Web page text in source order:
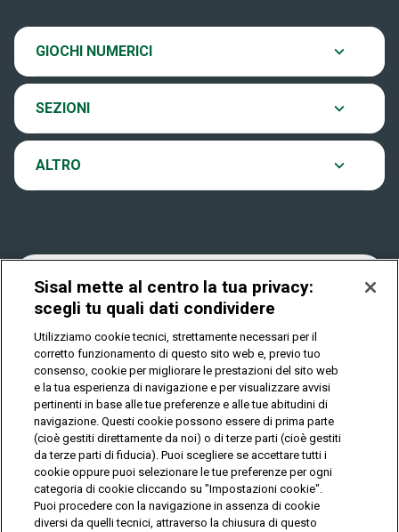
GIOCHI NUMERICI
EuroJackpot
VinciCasa
Play Your Date
SEZIONI
Verifica vincite
Come si gioca
Dove si gioca
Quanto si vince
Come riscuotere
ALTRO
Contatti
Notifiche
Cookies
Privacy
IL GIOCO È VIETATO AI MINORI E PUÒ CAUSARE
DIPENDENZA PATOLOGICA
© Copyright Sisal Italia S.p.A. - P.I. 02433760135
Privacy Cookies
Mappa
del
Sisal mette al centro la tua privacy:
scegli tu quali dati condividere
Utilizziamo cookie tecnici, strettamente necessari per il
corretto funzionamento di questo sito web e, previo tuo
consenso, cookie per migliorare le prestazioni del sito web
e la tua esperienza di navigazione e per visualizzare avvisi
pertinenti in base alle tue preferenze e alle tue abitudini di
navigazione. Questi cookie possono essere di prima parte
(cioè gestiti direttamente da noi) o di terze parti (cioè gestiti
da terze parti di fiducia). Puoi scegliere se accettare tutti i
cookie oppure puoi selezionare le tue preferenze per ogni
categoria di cookie cliccando su "Impostazioni cookie".
Puoi procedere con la navigazione in assenza di cookie
diversi da quelli tecnici, attraverso la chiusura di questo